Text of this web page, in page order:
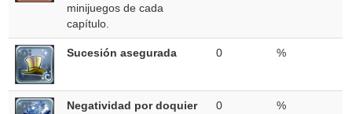
minijuegos de cada
capítulo.
Sucesión asegurada 0 %
Negatividad por doquier 0 %